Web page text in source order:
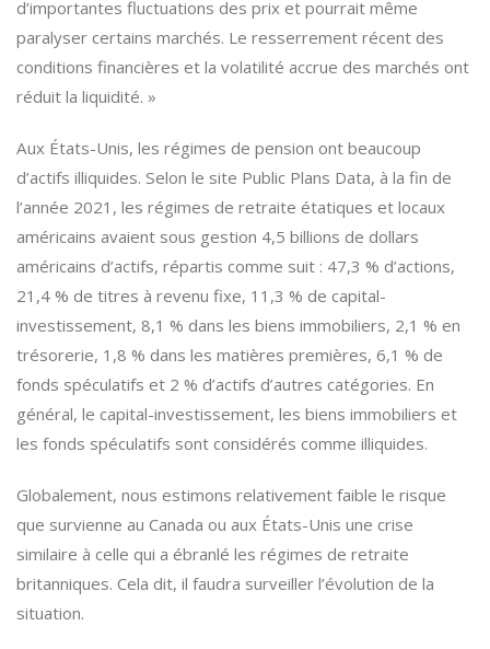
d’importantes fluctuations des prix et pourrait même
paralyser certains marchés. Le resserrement récent des
conditions financières et la volatilité accrue des marchés ont
réduit la liquidité. »
Aux États-Unis, les régimes de pension ont beaucoup
d’actifs illiquides. Selon le site Public Plans Data, à la fin de
l’année 2021, les régimes de retraite étatiques et locaux
américains avaient sous gestion 4,5 billions de dollars
américains d’actifs, répartis comme suit : 47,3 % d’actions,
21,4 % de titres à revenu fixe, 11,3 % de capital-
investissement, 8,1 % dans les biens immobiliers, 2,1 % en
trésorerie, 1,8 % dans les matières premières, 6,1 % de
fonds spéculatifs et 2 % d’actifs d’autres catégories. En
général, le capital-investissement, les biens immobiliers et
les fonds spéculatifs sont considérés comme illiquides.
Globalement, nous estimons relativement faible le risque
que survienne au Canada ou aux États-Unis une crise
similaire à celle qui a ébranlé les régimes de retraite
britanniques. Cela dit, il faudra surveiller l’évolution de la
situation.